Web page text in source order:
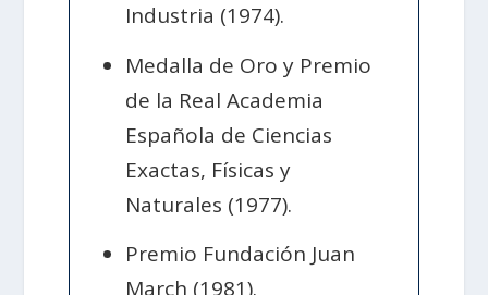
Industria (1974).
Medalla de Oro y Premio
de la Real Academia
Española de Ciencias
Exactas, Físicas y
Naturales (1977).
Premio Fundación Juan
March (1981).